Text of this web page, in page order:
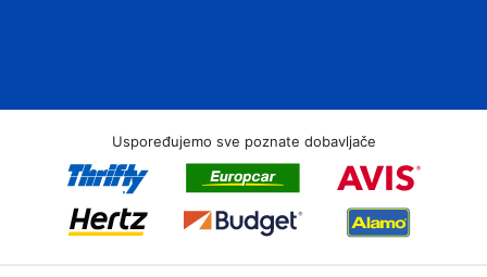
Uspoređujemo sve poznate dobavljače